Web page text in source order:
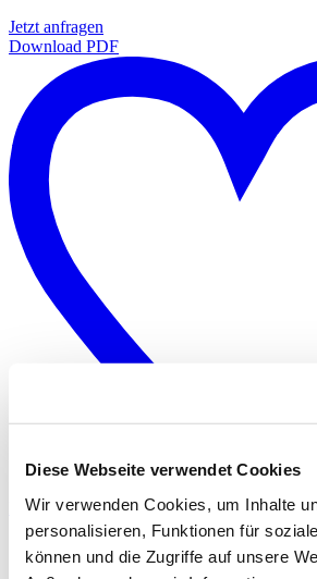
Diese Webseite verwendet Cookies
Wir verwenden Cookies, um Inhalte
personalisieren, Funktionen für
können und die Zugriffe auf unsere
Jetzt anfragen
Download PDF
Merken